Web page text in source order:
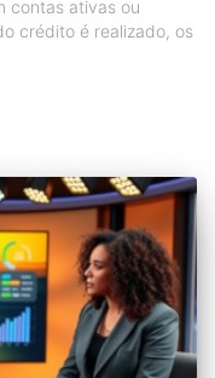
contas ativas ou
crédito é realizado, os